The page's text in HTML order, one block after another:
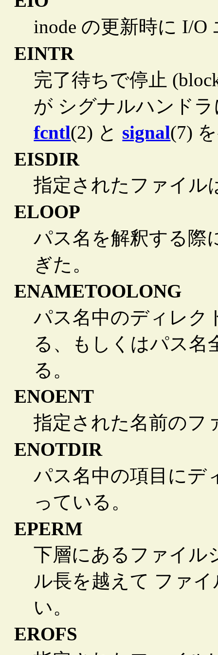
inode の更新時に I/
EINTR
完了待ちで停止
が シグナルハンド
fcntl(2) と signal(7)
EISDIR
指定されたファイル
ELOOP
パス名を解釈する際
ぎた。
ENAMETOOLONG
パス名中のディレク
る、もしくはパス名
る。
ENOENT
指定された名前のフ
ENOTDIR
パス名中の項目にデ
っている。
EPERM
下層にあるファイル
ル長を越えて ファ
い。
EROFS